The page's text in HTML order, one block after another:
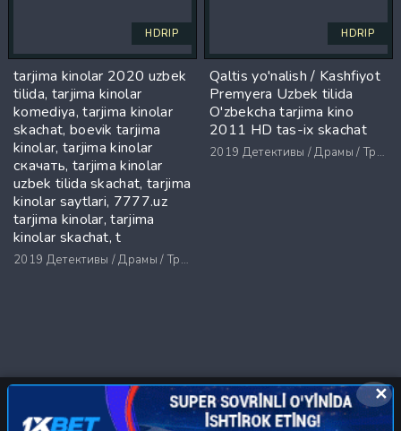
✕
HDRIP
tarjima kinolar 2020 uzbek
tilida, tarjima kinolar
komediya, tarjima kinolar
skachat, boevik tarjima
kinolar, tarjima kinolar
скачать, tarjima kinolar
uzbek tilida skachat, tarjima
kinolar saytlari, 7777.uz
tarjima kinolar, tarjima
kinolar skachat, t
2019 Детективы / Драмы / Триллеры / Ужасы
HDRIP
Qaltis yo'nalish / Kashfiyot
Premyera Uzbek tilida
O'zbekcha tarjima kino
2011 HD tas-ix skachat
2019 Детективы / Драмы / Триллеры / Ужасы